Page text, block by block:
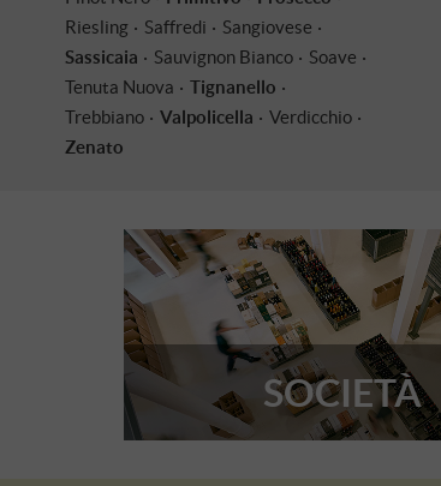
Riesling
Saffredi
Sangiovese
Sassicaia
Sauvignon Bianco
Soave
Tenuta Nuova
Tignanello
Trebbiano
Valpolicella
Verdicchio
Zenato
SOCIETÀ